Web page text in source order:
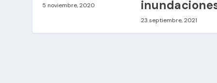
5 noviembre, 2020
23 septiembre, 2021